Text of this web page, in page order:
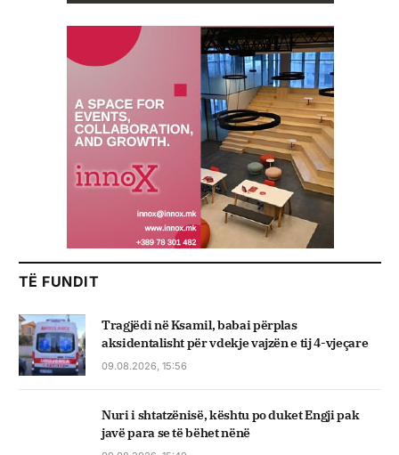
TË FUNDIT
Tragjëdi në Ksamil, babai përplas
aksidentalisht për vdekje vajzën e tij 4-vjeçare
09.08.2026, 15:56
Nuri i shtatzënisë, kështu po duket Engji pak
javë para se të bëhet nënë